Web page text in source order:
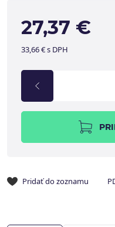
27,37 €
33,66 € s DPH
Pridať do zoznamu